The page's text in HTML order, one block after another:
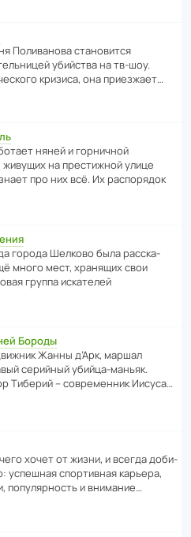
Поли­ва­нова стано­вится
убийства на тв-шоу.
кризиса, она приезжает…
няней и горни­чной
живущих на прес­ти­жной улице
про них всё. Их распо­рядок
города Шелково была расска­
много мест, хранящих свои
группа иска­телей
Бороды
Жанны д’Арк, маршал
серийный убийца-маньяк.
Тиберий – совре­менник Иисуса…
хочет от жизни, и всегда доби­
успе­шная спор­ти­вная карьера,
попу­ля­р­ность и внимание…